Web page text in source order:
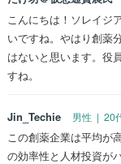
こんにちは！ソレイジ
いですね。やはり創薬
はないと思います。役
すね。
Jin_Techie 男性 | 20
この創薬企業は平均が
の効率性と人材投資が